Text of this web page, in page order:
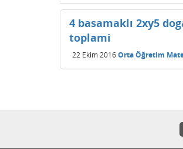
4 basamaklı 2xy5
toplami
22 Ekim 2016Orta Öğretim